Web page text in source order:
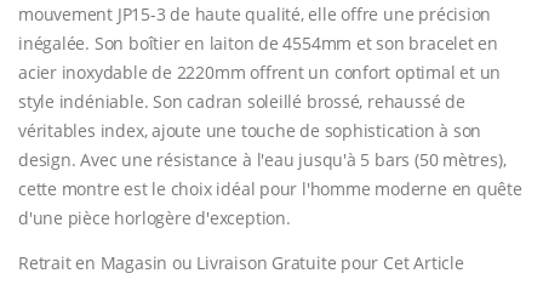
mouvement JP15-3 de haute qualité, elle offre une précision
inégalée. Son boîtier en laiton de 4554mm et son bracelet en
acier inoxydable de 2220mm offrent un confort optimal et un
style indéniable. Son cadran soleillé brossé, rehaussé de
véritables index, ajoute une touche de sophistication à son
design. Avec une résistance à l'eau jusqu'à 5 bars (50 mètres),
cette montre est le choix idéal pour l'homme moderne en quête
d'une pièce horlogère d'exception.
Retrait en Magasin ou Livraison Gratuite pour Cet Article